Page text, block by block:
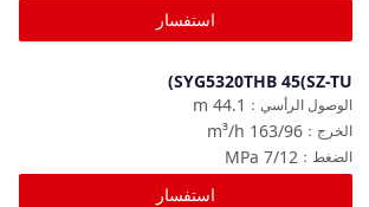
استفسار
SYG5320THB 45(SZ-TU)
44.1
m الوصول الرأسي ：
163/96
m³/h الخرج ：
7/12
MPa الضغط ：
استفسار